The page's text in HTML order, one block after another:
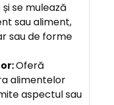
se mulează
sau aliment,
sau de forme
Oferă
alimentelor
aspectul sau